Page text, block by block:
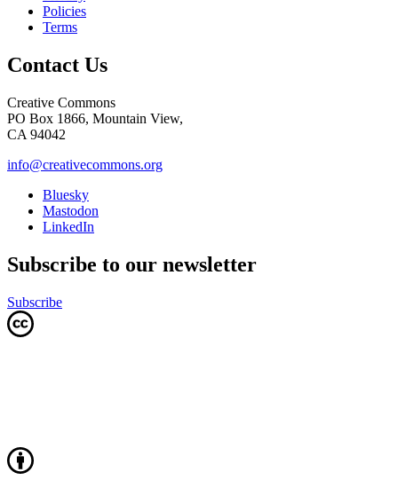
Policies
Terms
Contact Us
Creative Commons
PO Box 1866, Mountain View,
CA 94042
info@creativecommons.org
Bluesky
Mastodon
LinkedIn
Subscribe to our newsletter
Subscribe